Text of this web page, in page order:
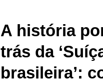
A história
trás da
brasileira’: